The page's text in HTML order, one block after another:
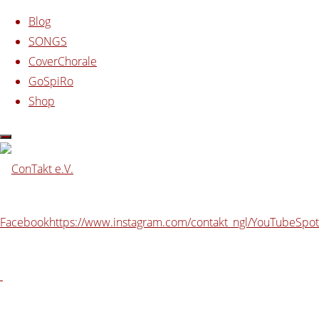
Zum
Inhalt
springen
Blog
SONGS
CoverChorale
GoSpiRo
Shop
Facebookhttps://www.instagram.com/contakt_ngl/YouTube
Start
Archiv für die Kategorie „ConTakt“